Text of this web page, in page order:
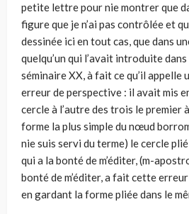
petite lettre pour nie montrer que
figure que je n’ai pas contrôlée et
dessinée ici en tout cas, que dans
quelqu’un qui l’avait introduite
séminaire XX, à fait ce qu’il appelle
erreur de perspective : il avait mis
cercle à l’autre des trois le premier
forme la plus simple du nœud
nie suis servi du terme) le cercle
qui a la bonté de m’éditer, (m-
bonté de m’éditer, a fait cette
en gardant la forme pliée dans le